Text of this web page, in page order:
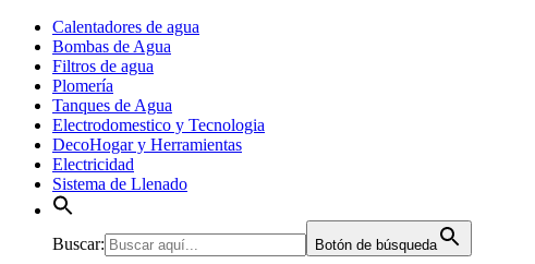
Calentadores de agua
Bombas de Agua
Filtros de agua
Plomería
Tanques de Agua
Electrodomestico y Tecnologia
DecoHogar y Herramientas
Electricidad
Sistema de Llenado
Buscar: Botón de búsqueda